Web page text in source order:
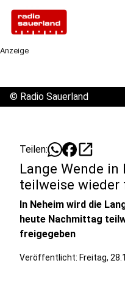
Anzeige
© Radio Sauerland
Teilen: open_in_new
Lange Wende
teilweise wieder
In Neheim wird die
heute Nachmittag
freigegeben
Veröffentlicht: Freitag,